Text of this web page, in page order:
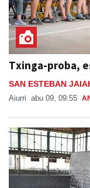
Txinga-proba,
SAN ESTEBAN
Aiurri abu 09, 09:55